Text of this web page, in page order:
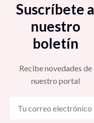
Suscríbete a
nuestro
boletín
Recibe novedades de
nuestro portal